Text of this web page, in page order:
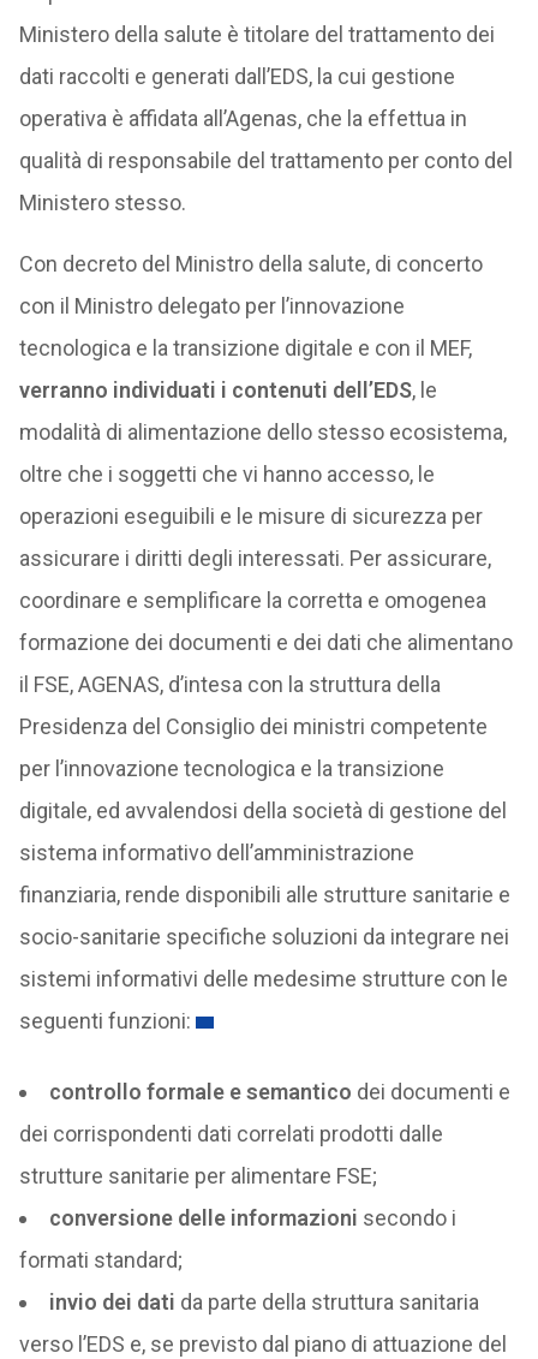
Ministero della salute è titolare del trattamento dei
dati raccolti e generati dall’EDS, la cui gestione
operativa è affidata all’Agenas, che la effettua in
qualità di responsabile del trattamento per conto del
Ministero stesso.
Con decreto del Ministro della salute, di concerto
con il Ministro delegato per l’innovazione
tecnologica e la transizione digitale e con il MEF,
verranno individuati i contenuti dell’EDS, le
modalità di alimentazione dello stesso ecosistema,
oltre che i soggetti che vi hanno accesso, le
operazioni eseguibili e le misure di sicurezza per
assicurare i diritti degli interessati. Per assicurare,
coordinare e semplificare la corretta e omogenea
formazione dei documenti e dei dati che alimentano
il FSE, AGENAS, d’intesa con la struttura della
Presidenza del Consiglio dei ministri competente
per l’innovazione tecnologica e la transizione
digitale, ed avvalendosi della società di gestione del
sistema informativo dell’amministrazione
finanziaria, rende disponibili alle strutture sanitarie e
socio-sanitarie specifiche soluzioni da integrare nei
sistemi informativi delle medesime strutture con le
seguenti funzioni:
controllo formale e semantico dei documenti e
dei corrispondenti dati correlati prodotti dalle
strutture sanitarie per alimentare FSE;
conversione delle informazioni secondo i
formati standard;
invio dei dati da parte della struttura sanitaria
verso l’EDS e, se previsto dal piano di attuazione del